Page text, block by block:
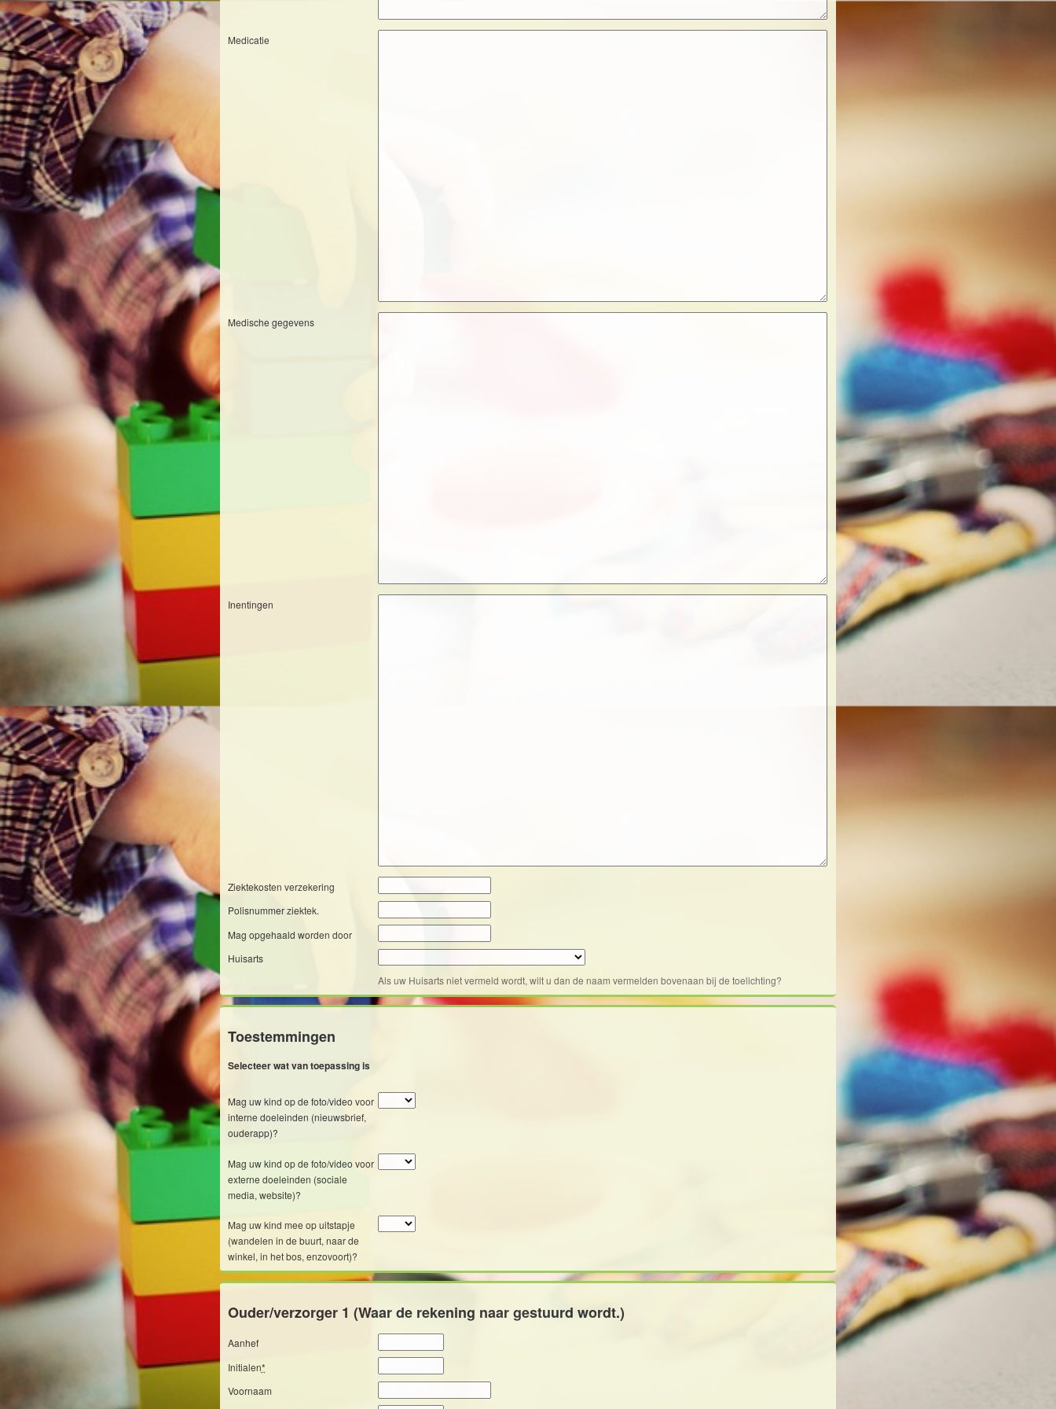
Medicatie
Medische gegevens
Inentingen
Ziektekosten verzekering
Polisnummer ziektek.
Mag opgehaald worden door
Huisarts
Als uw Huisarts niet vermeld wordt, wilt u dan de naam vermelden bovenaan bij de toelichting?
Toestemmingen
Selecteer wat van toepassing is
Mag uw kind op de foto/video voor
interne doeleinden (nieuwsbrief,
ouderapp)?
Mag uw kind op de foto/video voor
externe doeleinden (sociale
media, website)?
Mag uw kind mee op uitstapje
(wandelen in de buurt, naar de
winkel, in het bos, enzovoort)?
Ouder/verzorger 1 (Waar de rekening naar gestuurd wordt.)
Aanhef
Initialen*
Voornaam